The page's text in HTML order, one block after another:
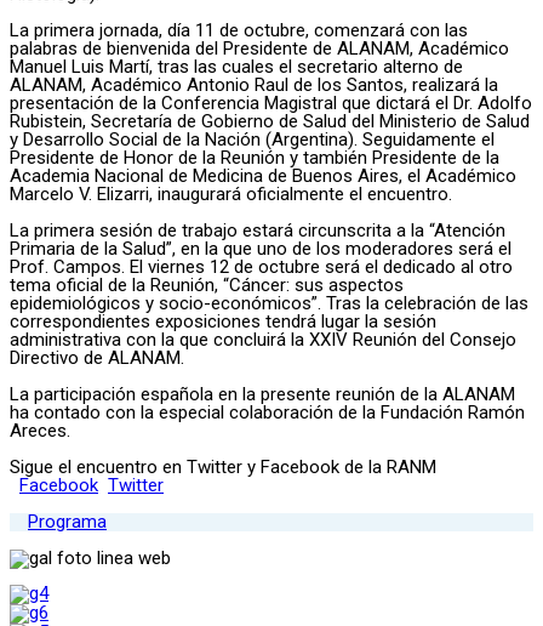
La primera jornada, día 11 de octubre, comenzará con las
palabras de bienvenida del Presidente de ALANAM, Académico
Manuel Luis Martí, tras las cuales el secretario alterno de
ALANAM, Académico Antonio Raul de los Santos, realizará la
presentación de la Conferencia Magistral que dictará el Dr. Adolfo
Rubistein, Secretaría de Gobierno de Salud del Ministerio de Salud
y Desarrollo Social de la Nación (Argentina). Seguidamente el
Presidente de Honor de la Reunión y también Presidente de la
Academia Nacional de Medicina de Buenos Aires, el Académico
Marcelo V. Elizarri, inaugurará oficialmente el encuentro.
La primera sesión de trabajo estará circunscrita a la “Atención
Primaria de la Salud”, en la que uno de los moderadores será el
Prof. Campos. El viernes 12 de octubre será el dedicado al otro
tema oficial de la Reunión, “Cáncer: sus aspectos
epidemiológicos y socio-económicos”. Tras la celebración de las
correspondientes exposiciones tendrá lugar la sesión
administrativa con la que concluirá la XXIV Reunión del Consejo
Directivo de ALANAM.
La participación española en la presente reunión de la ALANAM
ha contado con la especial colaboración de la Fundación Ramón
Areces.
Sigue el encuentro en Twitter y Facebook de la RANM
Facebook Twitter
Programa